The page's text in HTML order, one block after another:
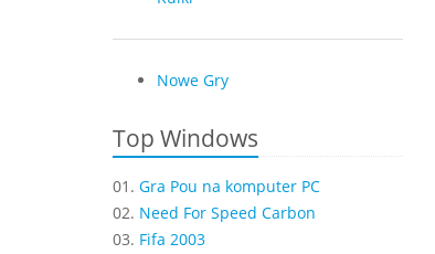
Nowe Gry
Top Windows
01. Gra Pou na komputer PC
02. Need For Speed Carbon
03. Fifa 2003